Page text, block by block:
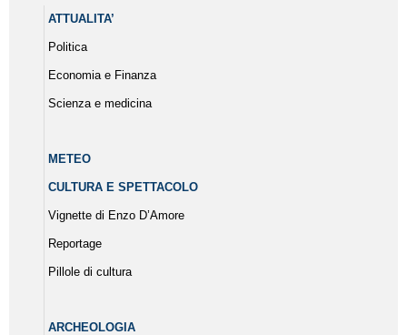
ATTUALITA’
Politica
Economia e Finanza
Scienza e medicina
METEO
CULTURA E SPETTACOLO
Vignette di Enzo D’Amore
Reportage
Pillole di cultura
ARCHEOLOGIA